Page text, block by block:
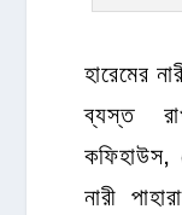
হারেমের
ব্যস্ত
কফিহাউস,
নারী